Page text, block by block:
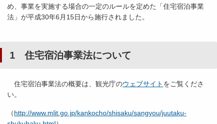
め、事業を実施する場合の一定のルールを定めた「住宅宿泊事業
法」が平成30年6月15日から施行されました。
1 住宅宿泊事業法について
住宅宿泊事業法の概要は、観光庁のウェブサイト をご覧くださ
い。
（http://www.mlit.go.jp/kankocho/shisaku/sangyou/juutaku-